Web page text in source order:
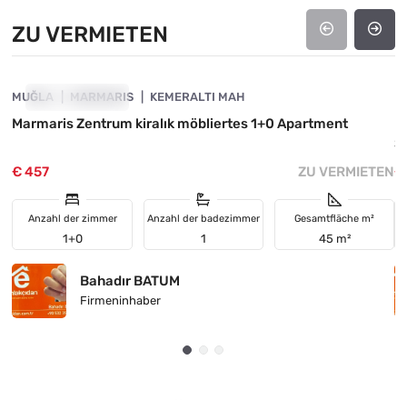
ZU VERMIETEN
ZU VERMIETEN
MUĞLA MARMARIS KEMERALTI MAH
Marmaris Zentrum kiralık möbliertes 1+0 Apartment
€ 457 ZU VERMIETEN
Anzahl der zimmer
1+0
Anzahl der badezimmer
1
Gesamtfläche m²
45 m²
Bahadır BATUM
Firmeninhaber
€